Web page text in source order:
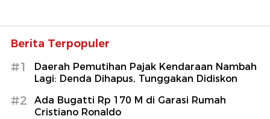
Berita Terpopuler
#1
Daerah Pemutihan Pajak Kendaraan Nambah
Lagi: Denda Dihapus, Tunggakan Didiskon
#2
Ada Bugatti Rp 170 M di Garasi Rumah
Cristiano Ronaldo